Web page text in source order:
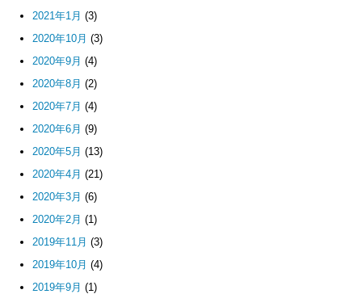
2021年1月 (3)
2020年10月 (3)
2020年9月 (4)
2020年8月 (2)
2020年7月 (4)
2020年6月 (9)
2020年5月 (13)
2020年4月 (21)
2020年3月 (6)
2020年2月 (1)
2019年11月 (3)
2019年10月 (4)
2019年9月 (1)